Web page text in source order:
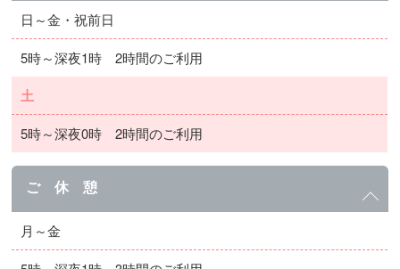
日～金・祝前日
5時～深夜1時 2時間のご利用
土
5時～深夜0時 2時間のご利用
ご 休 憩
月～金